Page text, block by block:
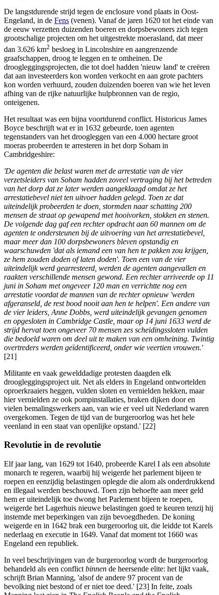
De langstdurende strijd tegen de enclosure vond plaats in Oost-
Engeland, in de Fens (venen). Vanaf de jaren 1620 tot het einde van
de eeuw verzetten duizenden boeren en dorpsbewoners zich tegen
grootschalige projecten om het uitgestrekte moerasland, dat meer
dan 3.626 km2 besloeg in Lincolnshire en aangrenzende
graafschappen, droog te leggen en te omheinen. De
droogleggingsprojecten, die tot doel hadden 'nieuw land' te creëren
dat aan investeerders kon worden verkocht en aan grote pachters
kon worden verhuurd, zouden duizenden boeren van wie het leven
afhing van de rijke natuurlijke hulpbronnen van de regio,
onteigenen.
Het resultaat was een bijna voortdurend conflict. Historicus James
Boyce beschrijft wat er in 1632 gebeurde, toen agenten
tegenstanders van het droogleggen van een 4.000 hectare groot
moeras probeerden te arresteren in het dorp Soham in
Cambridgeshire:
'De agenten die belast waren met de arrestatie van de vier
verzetsleiders van Soham hadden zoveel vertraging bij het betreden
van het dorp dat ze later werden aangeklaagd omdat ze het
arrestatiebevel niet ten uitvoer hadden gelegd. Toen ze dat
uiteindelijk probeerden te doen, stormden naar schatting 200
mensen de straat op gewapend met hooivorken, stokken en stenen.
De volgende dag gaf een rechter opdracht aan 60 mannen om de
agenten te ondersteunen bij de uitvoering van het arrestatiebevel,
maar meer dan 100 dorpsbewoners bleven opstandig en
waarschuwden 'dat als iemand een van hen te pakken zou krijgen,
ze hem zouden doden of laten doden'. Toen een van de vier
uiteindelijk werd gearresteerd, werden de agenten aangevallen en
raakten verschillende mensen gewond. Een rechter arriveerde op 11
juni in Soham met ongeveer 120 man en verrichtte nog een
arrestatie voordat de mannen van de rechter opnieuw 'werden
afgeranseld, de rest bood nooit aan hen te helpen'. Een andere van
de vier leiders, Anne Dobbs, werd uiteindelijk gevangen genomen
en opgesloten in Cambridge Castle, maar op 14 juni 1633 werd de
strijd hervat toen ongeveer 70 mensen zes scheidingssloten vulden
die bedoeld waren om deel uit te maken van een omheining. Twintig
overtreders werden geïdentificeerd, onder wie veertien vrouwen.'
[21]
Militante en vaak gewelddadige protesten daagden elk
droogleggingsproject uit. Net als elders in Engeland ontwortelden
oproerkraaiers heggen, vulden sloten en vernielden hekken, maar
hier vernielden ze ook pompinstallaties, braken dijken door en
vielen bemalingswerkers aan, van wie er veel uit Nederland waren
overgekomen. Tegen de tijd van de burgeroorlog was het hele
veenland in een staat van openlijke opstand.' [22]
Revolutie in de revolutie
Elf jaar lang, van 1629 tot 1640, probeerde Karel I als een absolute
monarch te regeren, waarbij hij weigerde het parlement bijeen te
roepen en eenzijdig belastingen oplegde die alom als onderdrukkend
en illegaal werden beschouwd. Toen zijn behoefte aan meer geld
hem er uiteindelijk toe dwong het Parlement bijeen te roepen,
weigerde het Lagerhuis nieuwe belastingen goed te keuren tenzij hij
instemde met beperkingen van zijn bevoegdheden. De koning
weigerde en in 1642 brak een burgeroorlog uit, die leidde tot Karels
nederlaag en executie in 1649. Vanaf dat moment tot 1660 was
Engeland een republiek.
In veel beschrijvingen van de burgeroorlog wordt de burgeroorlog
behandeld als een conflict binnen de heersende elite: het lijkt vaak,
schrijft Brian Manning, 'alsof de andere 97 procent van de
bevolking niet bestond of er niet toe deed.' [23] In feite, zoals